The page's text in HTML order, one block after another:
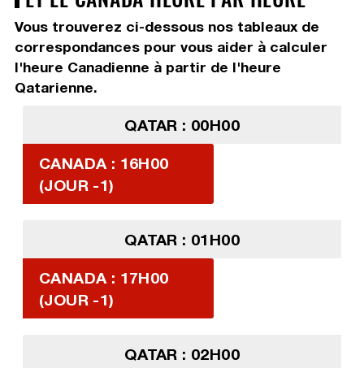
Vous trouverez ci-dessous nos tableaux de
correspondances pour vous aider à calculer
l'heure Canadienne à partir de l'heure
Qatarienne.
QATAR : 00H00
CANADA : 16H00
(JOUR -1)
QATAR : 01H00
CANADA : 17H00
(JOUR -1)
QATAR : 02H00